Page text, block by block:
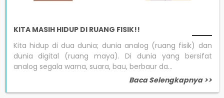
KITA MASIH HIDUP DI RUANG FISIK!!
Kita hidup di dua dunia; dunia analog (ruang fisik) dan
dunia digital (ruang maya). Di dunia yang bersifat
analog segala warna, suara, bau, berbaur da...
Baca Selengkapnya >>